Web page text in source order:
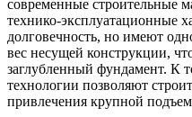
современные строительные
технико-эксплуатационные
долговечность, но имеют
вес несущей конструкции,
заглубленный фундамент. К
технологии позволяют
привлечения крупной